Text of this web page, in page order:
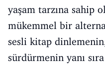
yaşam tarzına sahip
mükemmel bir
sesli kitap dinlemenin,
sürdürmenin yanı